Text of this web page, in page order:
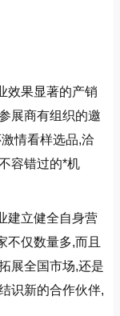
效果显著的产销
展商有组织的邀
情看样选品,洽
容错过的*机
建立健全自身营
不仅数量多,而且
展全国市场,还是
识新的合作伙伴,